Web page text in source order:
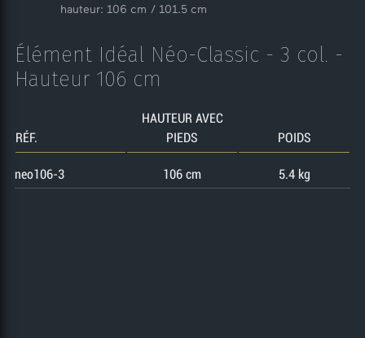
hauteur: 106 cm / 101.5 cm
Élément Idéal Néo-Classic - 3 col. -
Hauteur 106 cm
RÉF.
HAUTEUR AVEC
PIEDS
POIDS
neo106-3 106 cm 5.4 kg